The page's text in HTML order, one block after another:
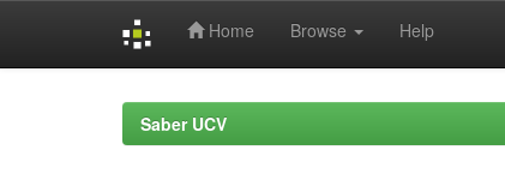
Home Browse Help
Saber UCV